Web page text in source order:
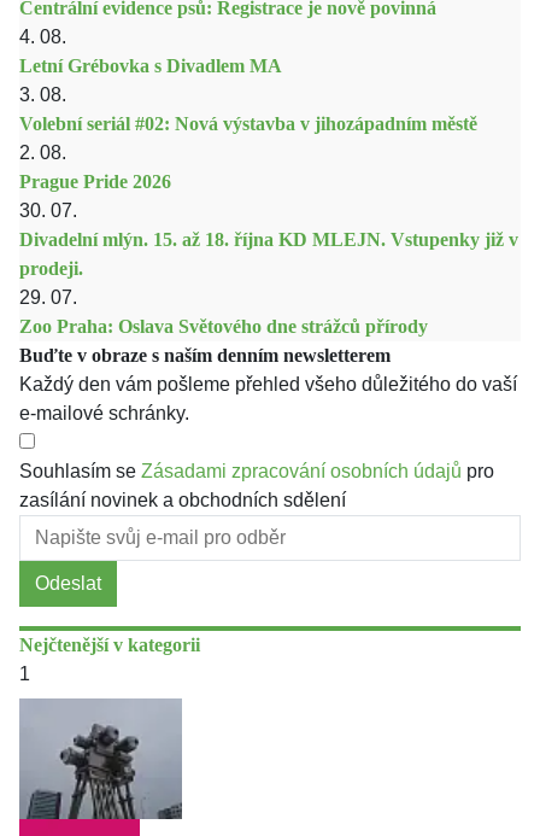
Centrální evidence psů: Registrace je nově povinná
4. 08.
Letní Grébovka s Divadlem MA
3. 08.
Volební seriál #02: Nová výstavba v jihozápadním městě
2. 08.
Prague Pride 2026
30. 07.
Divadelní mlýn. 15. až 18. října KD MLEJN. Vstupenky již v
prodeji.
29. 07.
Zoo Praha: Oslava Světového dne strážců přírody
Buďte v obraze s naším denním newsletterem
Každý den vám pošleme přehled všeho důležitého do vaší
e-mailové schránky.
Souhlasím se Zásadami zpracování osobních údajů pro
zasílání novinek a obchodních sdělení
Odeslat
Nejčtenější v kategorii
1